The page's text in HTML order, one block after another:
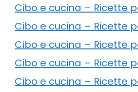
Cibo e cucina – Ricette
Cibo e cucina – Ricette
Cibo e cucina – Ricette
Cibo e cucina – Ricette
Cibo e cucina – Ricette